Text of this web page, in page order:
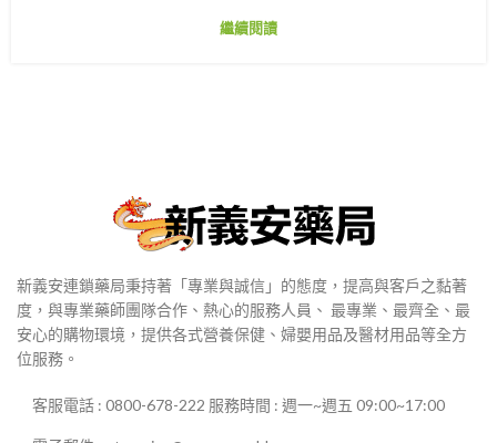
繼續閱讀
新義安連鎖藥局秉持著「專業與誠信」的態度，提高與客戶之黏著
度，與專業藥師團隊合作、熱心的服務人員、 最專業、最齊全、最
安心的購物環境，提供各式營養保健、婦嬰用品及醫材用品等全方
位服務。
客服電話 : 0800-678-222 服務時間 : 週一~週五 09:00~17:00